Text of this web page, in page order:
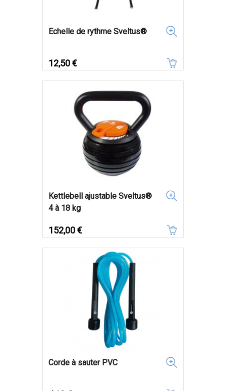
Echelle de rythme Sveltus®
Prix
12,50 €
Kettlebell ajustable Sveltus®
4 à 18 kg
Prix
152,00 €
Corde à sauter PVC